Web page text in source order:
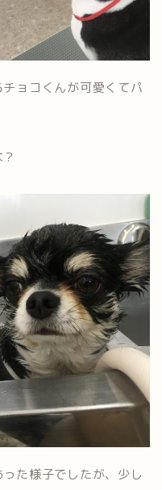
ョコくんが可愛くてパ
た様子でしたが、少し